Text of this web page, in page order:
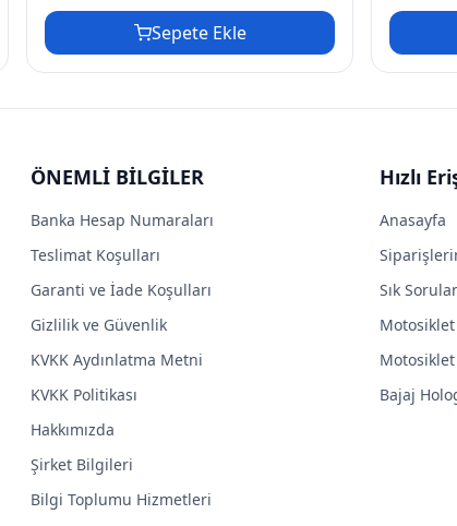
Sepete Ekle
ÖNEMLİ BİLGİLER
Banka Hesap Numaraları
Teslimat Koşulları
Garanti ve İade Koşulları
Gizlilik ve Güvenlik
KVKK Aydınlatma Metni
KVKK Politikası
Hakkımızda
Şirket Bilgileri
Bilgi Toplumu Hizmetleri
Hızlı
Anasayfa
Sık
Motosiklet
Motosiklet
Bajaj